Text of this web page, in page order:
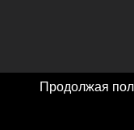
Продолжая